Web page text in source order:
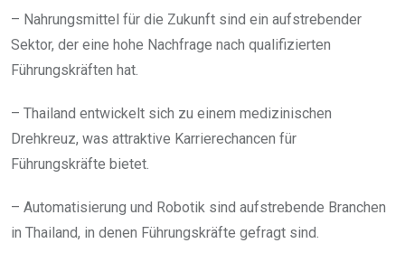
– Nahrungsmittel für die Zukunft sind ein aufstrebender
Sektor, der eine hohe Nachfrage nach qualifizierten
Führungskräften hat.
– Thailand entwickelt sich zu einem medizinischen
Drehkreuz, was attraktive Karrierechancen für
Führungskräfte bietet.
– Automatisierung und Robotik sind aufstrebende Branchen
in Thailand, in denen Führungskräfte gefragt sind.